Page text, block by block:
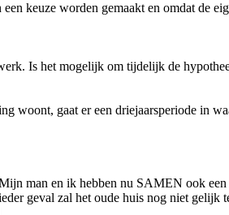
keuze worden gemaakt en omdat de
Is het mogelijk om tijdelijk de
woont, gaat er een driejaarsperiode in
man en ik hebben nu SAMEN ook
geval zal het oude huis nog niet gelijk